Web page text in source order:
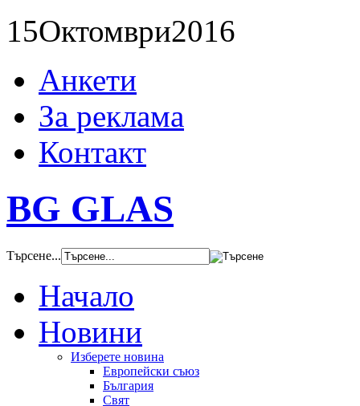
15Октомври2016
Анкети
За реклама
Контакт
BG GLAS
Търсене...
Начало
Новини
Изберете новина
Европейски съюз
България
Свят